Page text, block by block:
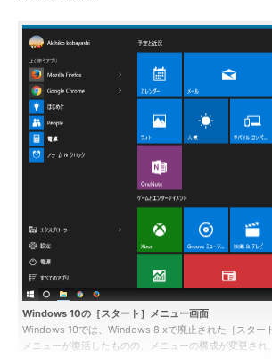
Windows 10の［スタート］メニュー画面
Windows 10では、Windows 8.xで廃止された［スタート
メニューが復活したものの、メニューの構成が変更され